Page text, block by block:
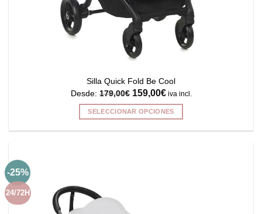
Silla Quick Fold Be Cool
Desde:179,00€ 159,00€iva incl.
SELECCIONAR OPCIONES
-25%
24/72H